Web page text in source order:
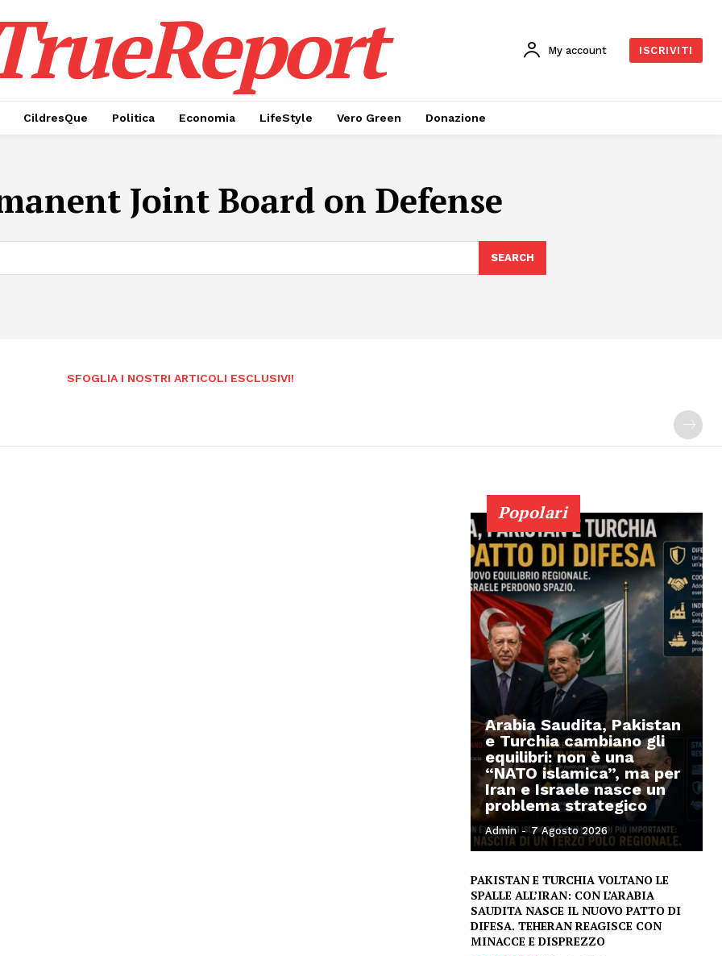
My account ISCRIVITI
CildresQue Politica Economia LifeStyle Vero Green Donazione
Joint Board on Defense
SEARCH
SFOGLIA I NOSTRI ARTICOLI ESCLUSIVI!
Popolari
Arabia Saudita, Pakistan
e Turchia cambiano gli
equilibri: non è una
“NATO islamica”, ma per
Iran e Israele nasce un
problema strategico
Admin - 7 Agosto 2026
PAKISTAN E TURCHIA VOLTANO LE
SPALLE ALL’IRAN: CON L’ARABIA
SAUDITA NASCE IL NUOVO PATTO DI
DIFESA. TEHERAN REAGISCE CON
MINACCE E DISPREZZO